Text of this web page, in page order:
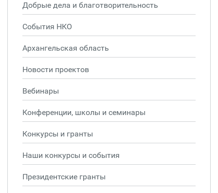
Добрые дела и благотворительность
События НКО
Архангельская область
Новости проектов
Вебинары
Конференции, школы и семинары
Конкурсы и гранты
Наши конкурсы и события
Президентские гранты